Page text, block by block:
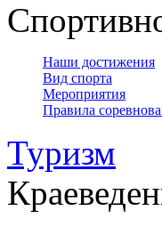
Наши достижения
Вид спорта
Мероприятия
Правила
Туризм